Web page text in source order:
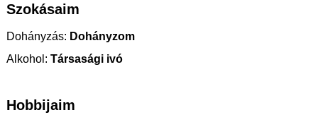
Szokásaim
Dohányzás: Dohányzom
Alkohol: Társasági ivó
Hobbijaim